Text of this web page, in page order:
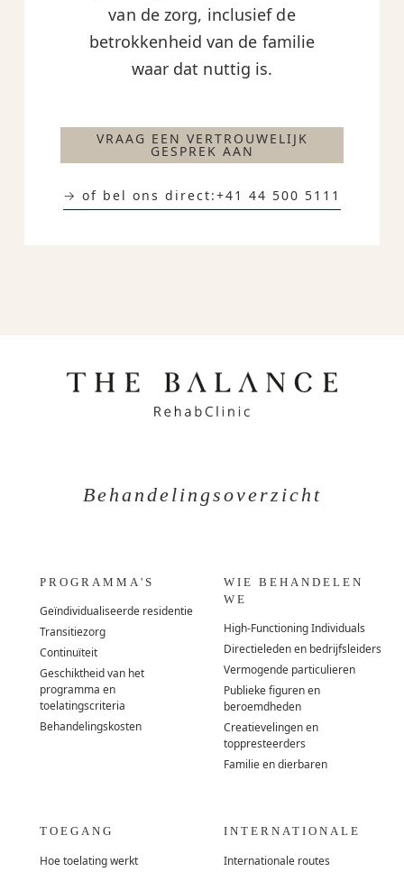
van de zorg, inclusief de
betrokkenheid van de familie
waar dat nuttig is.
VRAAG EEN VERTROUWELIJK
GESPREK AAN
→ of bel ons direct:+41 44 500 5111
Behandelingsoverzicht
PROGRAMMA'S
Geïndividualiseerde residentie
Transitiezorg
Continuïteit
Geschiktheid van het
programma en
toelatingscriteria
Behandelingskosten
WIE BEHANDELEN
WE
High-Functioning Individuals
Directieleden en bedrijfsleiders
Vermogende particulieren
Publieke figuren en
beroemdheden
Creatievelingen en
toppresteerders
Familie en dierbaren
TOEGANG
Hoe toelating werkt
INTERNATIONALE
Internationale routes